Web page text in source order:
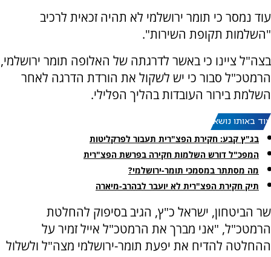
עוד נמסר כי תומר ירושלמי לא תהיה זכאית לרכיב
"השלמות תקופת השירות".
בצה"ל ציינו כי באשר לדרגתה של האלופה תומר ירושלמי,
הרמטכ"ל סבור כי יש לשקול את הורדת הדרגה לאחר
השלמת בירור העובדות בהליך הפלילי.
עוד באותו נושא:
בג"ץ קבע: חקירת הפצ"רית תעבור לפרקליטות
המפכ"ל דורש השלמות חקירה בפרשת הפצ"רית
מה מסתתר במסמכי תומר-ירושלמי?
תיק חקירת הפצ"רית לא יועבר לבהרב-מיארה
שר הביטחון, ישראל כ"ץ, הגיב בסיפוק להחלטת
הרמטכ"ל, "אני מברך את הרמטכ"ל אייל זמיר על
ההחלטה להדיח את יפעת תומר-ירושלמי מצה"ל ולשלול